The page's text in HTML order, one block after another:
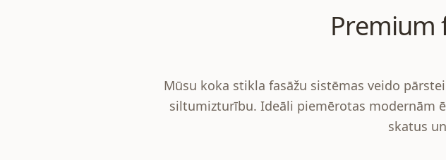
Premium
Mūsu koka stikla fasāžu sistēmas veido
siltumizturību. Ideāli piemērotas modernām
skatus